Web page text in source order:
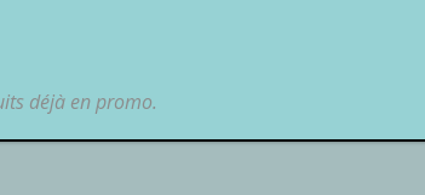
plume numérique), et prépare-toi à faire un
déjà en promo.